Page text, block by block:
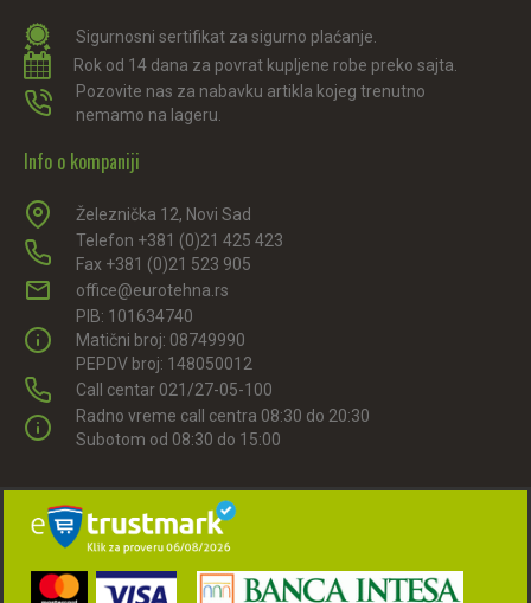
Sigurnosni sertifikat za sigurno plaćanje.
Rok od 14 dana za povrat kupljene robe preko sajta.
Pozovite nas za nabavku artikla kojeg trenutno
nemamo na lageru.
Info o kompaniji
Železnička 12, Novi Sad
Telefon +381 (0)21 425 423
Fax +381 (0)21 523 905
office@eurotehna.rs
PIB: 101634740
Matični broj: 08749990
PEPDV broj: 148050012
Call centar 021/27-05-100
Radno vreme call centra 08:30 do 20:30
Subotom od 08:30 do 15:00